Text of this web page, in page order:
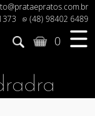
(48) 98402 6489
0